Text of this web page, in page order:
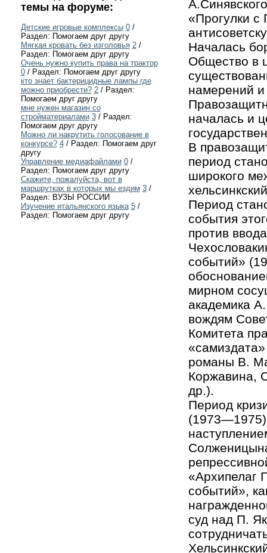
темы на форуме:
Детские игровые комплексы 0/
Раздел: Помогаем друг другу
Мягкая кровать без изголовья 2/
Раздел: Помогаем друг другу
Очень нужно купить права на трактор
0/ Раздел: Помогаем друг другу
кто знает бактерицидные лампы где
можно приобрести? 2/ Раздел:
Помогаем друг другу
мне нужен магазин со
стройматериалами 3/ Раздел:
Помогаем друг другу
Можно ли накрутить голосование в
конкурсе? 4/ Раздел: Помогаем друг
другу
Управление медиафайлами 0/
Раздел: Помогаем друг другу
Скажите, пожалуйста, вот в
маршрутках в которых мы ездим 3/
Раздел: ВУЗЫ РОССИИ
Изучение итальянского языка 5/
Раздел: Помогаем друг другу
«Прогулки
Началась
Общество в
намерений и
началась и
В
период
широкого
Период
события
против
событий»
мирном
академика
вождям
Комитета
романы В.
Коржавина,
др.).
Период
«Архипелаг
событий»,
суд над П.